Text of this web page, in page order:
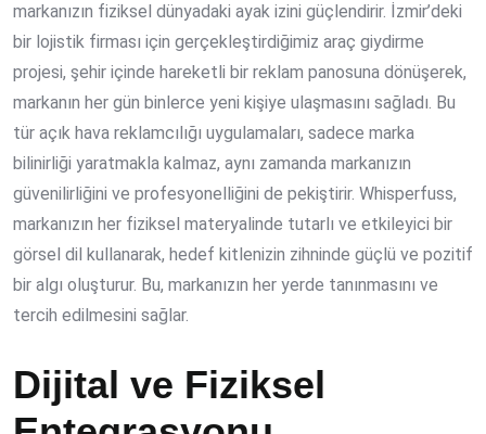
markanızın fiziksel dünyadaki ayak izini güçlendirir. İzmir’deki
bir lojistik firması için gerçekleştirdiğimiz araç giydirme
projesi, şehir içinde hareketli bir reklam panosuna dönüşerek,
markanın her gün binlerce yeni kişiye ulaşmasını sağladı. Bu
tür açık hava reklamcılığı uygulamaları, sadece marka
bilinirliği yaratmakla kalmaz, aynı zamanda markanızın
güvenilirliğini ve profesyonelliğini de pekiştirir. Whisperfuss,
markanızın her fiziksel materyalinde tutarlı ve etkileyici bir
görsel dil kullanarak, hedef kitlenizin zihninde güçlü ve pozitif
bir algı oluşturur. Bu, markanızın her yerde tanınmasını ve
tercih edilmesini sağlar.
Dijital ve Fiziksel